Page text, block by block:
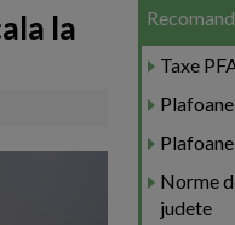
la
Taxe
Norme
judete